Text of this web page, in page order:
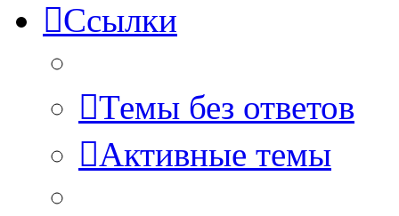
Ссылки
Темы без ответов
Активные темы